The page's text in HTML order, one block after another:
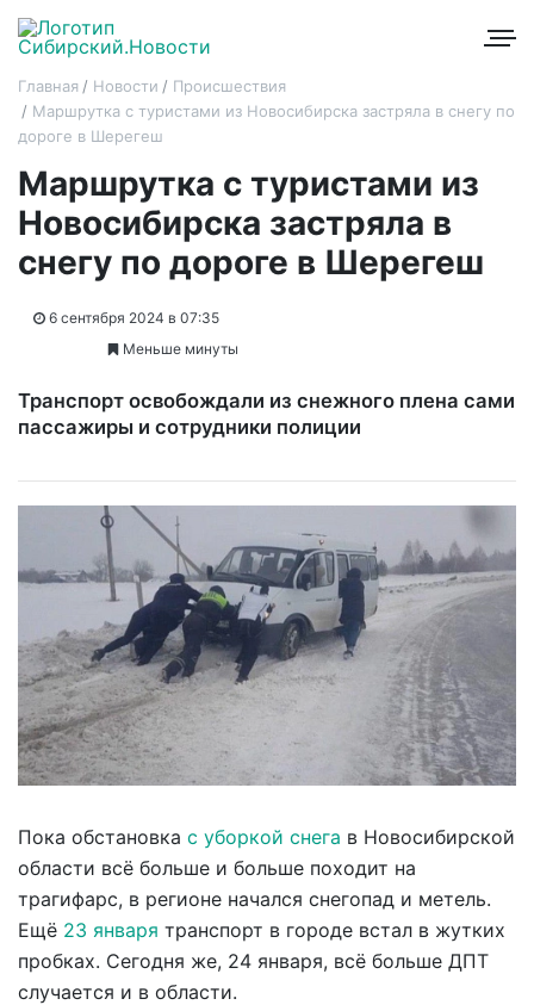
Главная Новости
Происшествия
Маршрутка с туристами из Новосибирска застряла в снегу по
дороге в Шерегеш
Маршрутка с туристами из
Новосибирска застряла в
снегу по дороге в Шерегеш
6 сентября 2024 в 07:35
Меньше минуты
Транспорт освобождали из снежного плена сами
пассажиры и сотрудники полиции
Пока обстановка с уборкой снега в Новосибирской
области всё больше и больше походит на
трагифарс, в регионе начался снегопад и метель.
Ещё 23 января транспорт в городе встал в жутких
пробках. Сегодня же, 24 января, всё больше ДПТ
случается и в области.